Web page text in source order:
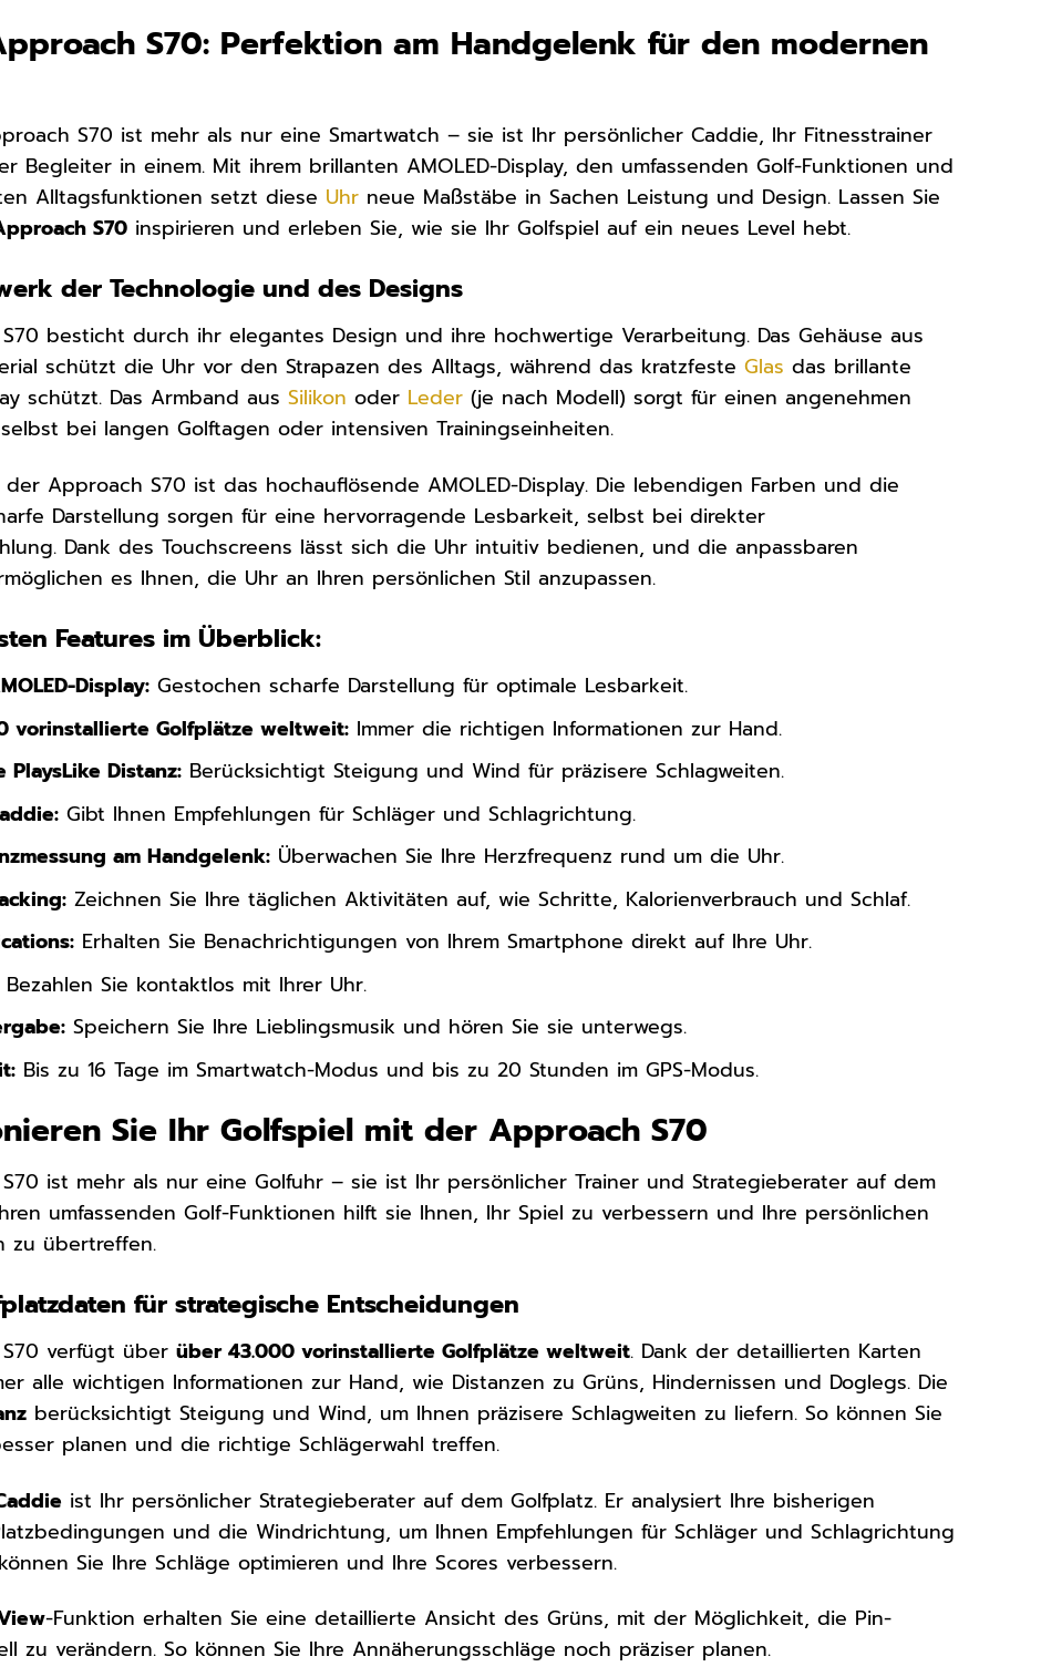
S70: Perfektion am Handgelenk für den modernen
S70 ist mehr als nur eine Smartwatch – sie ist Ihr persönlicher Caddie, Ihr Fitnesstrainer
Begleiter in einem. Mit ihrem brillanten AMOLED-Display, den umfassenden Golf-Funktionen und
Alltagsfunktionen setzt diese Uhr neue Maßstäbe in Sachen Leistung und Design. Lassen Sie
S70 inspirieren und erleben Sie, wie sie Ihr Golfspiel auf ein neues Level hebt.
der Technologie und des Designs
besticht durch ihr elegantes Design und ihre hochwertige Verarbeitung. Das Gehäuse aus
schützt die Uhr vor den Strapazen des Alltags, während das kratzfesteGlas das brillante
schützt. Das Armband ausSilikon oder Leder (je nach Modell) sorgt für einen angenehmen
bei langen Golftagen oder intensiven Trainingseinheiten.
der Approach S70 ist das hochauflösende AMOLED-Display. Die lebendigen Farben und die
Darstellung sorgen für eine hervorragende Lesbarkeit, selbst bei direkter
Dank des Touchscreens lässt sich die Uhr intuitiv bedienen, und die anpassbaren
es Ihnen, die Uhr an Ihren persönlichen Stil anzupassen.
Features im Überblick:
Display: Gestochen scharfe Darstellung für optimale Lesbarkeit.
vorinstallierte Golfplätze weltweit: Immer die richtigen Informationen zur Hand.
PlaysLike Distanz: Berücksichtigt Steigung und Wind für präzisere Schlagweiten.
Gibt Ihnen Empfehlungen für Schläger und Schlagrichtung.
am Handgelenk: Überwachen Sie Ihre Herzfrequenz rund um die Uhr.
Zeichnen Sie Ihre täglichen Aktivitäten auf, wie Schritte, Kalorienverbrauch und Schlaf.
Erhalten Sie Benachrichtigungen von Ihrem Smartphone direkt auf Ihre Uhr.
Bezahlen Sie kontaktlos mit Ihrer Uhr.
Speichern Sie Ihre Lieblingsmusik und hören Sie sie unterwegs.
Bis zu 16 Tage im Smartwatch-Modus und bis zu 20 Stunden im GPS-Modus.
Sie Ihr Golfspiel mit der Approach S70
ist mehr als nur eine Golfuhr – sie ist Ihr persönlicher Trainer und Strategieberater auf dem
umfassenden Golf-Funktionen hilft sie Ihnen, Ihr Spiel zu verbessern und Ihre persönlichen
zu übertreffen.
für strategische Entscheidungen
verfügt überüber 43.000 vorinstallierte Golfplätze weltweit. Dank der detaillierten Karten
alle wichtigen Informationen zur Hand, wie Distanzen zu Grüns, Hindernissen und Doglegs. Die
berücksichtigt Steigung und Wind, um Ihnen präzisere Schlagweiten zu liefern. So können Sie
planen und die richtige Schlägerwahl treffen.
ist Ihr persönlicher Strategieberater auf dem Golfplatz. Er analysiert Ihre bisherigen
und die Windrichtung, um Ihnen Empfehlungen für Schläger und Schlagrichtung
Sie Ihre Schläge optimieren und Ihre Scores verbessern.
-Funktion erhalten Sie eine detaillierte Ansicht des Grüns, mit der Möglichkeit, die Pin-
zu verändern. So können Sie Ihre Annäherungsschläge noch präziser planen.